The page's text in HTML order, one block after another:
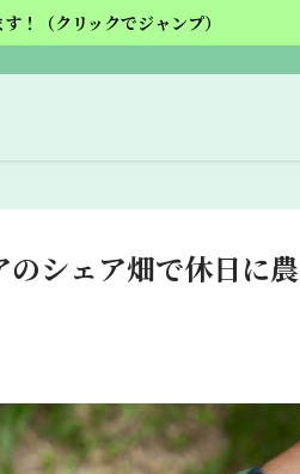
！（クリックでジャンプ）
のシェア畑で休日に農